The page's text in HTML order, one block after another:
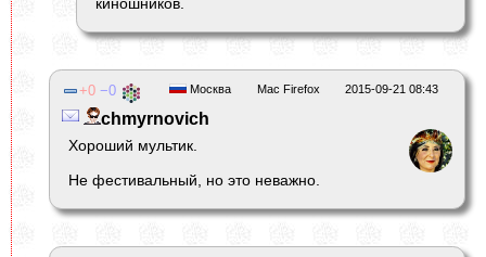
киношников.
2015-09-21 08:43
Mac Firefox
Москва
0 0
chmyrnovich
Хороший мультик.
Не фестивальный, но это неважно.